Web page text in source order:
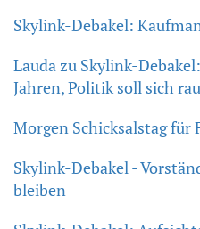
Skylink-Debakel:
Lauda zu Skylink-
Jahren, Politik soll sich
Morgen Schicksalstag für
Skylink-Debakel -
bleiben